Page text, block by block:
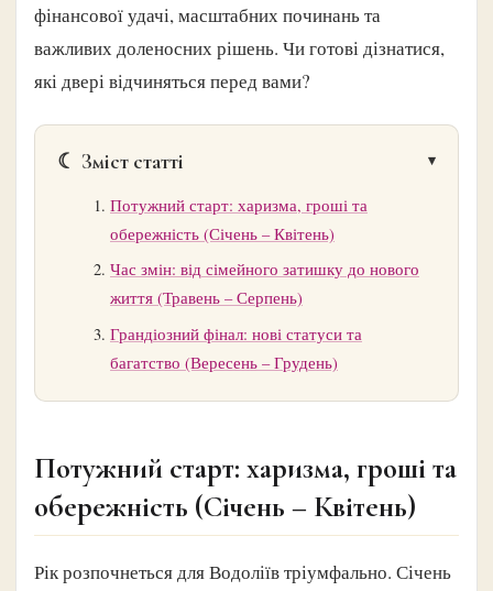
фінансової удачі, масштабних починань та
важливих доленосних рішень. Чи готові дізнатися,
які двері відчиняться перед вами?
☾ Зміст статті
Потужний старт: харизма, гроші та
обережність (Січень – Квітень)
Час змін: від сімейного затишку до нового
життя (Травень – Серпень)
Грандіозний фінал: нові статуси та
багатство (Вересень – Грудень)
Потужний старт: харизма, гроші та
обережність (Січень – Квітень)
Рік розпочнеться для Водоліїв тріумфально. Січень